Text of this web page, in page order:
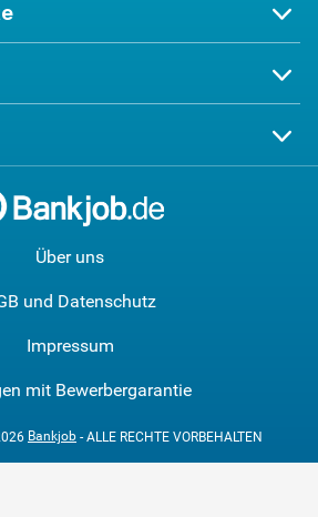
Über uns
und Datenschutz
Impressum
mit Bewerbergarantie
Bankjob - ALLE RECHTE VORBEHALTEN